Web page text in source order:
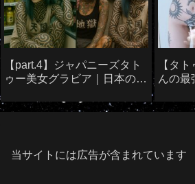
【part.4】ジャパニーズタト
ゥー美女グラビア｜日本のタ
【タ
んの最
当サイトには広告が含まれています